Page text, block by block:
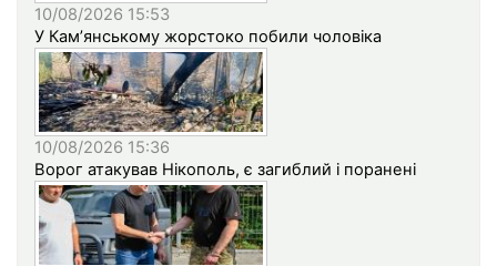
10/08/2026 15:53
У Кам’янському жорстоко побили чоловіка
10/08/2026 15:36
Ворог атакував Нікополь, є загиблий і поранені